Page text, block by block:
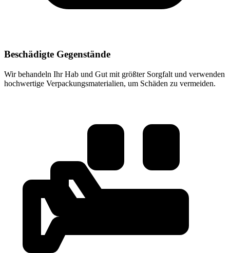
Beschädigte Gegenstände
Wir behandeln Ihr Hab und Gut mit größter Sorgfalt und verwenden
hochwertige Verpackungsmaterialien, um Schäden zu vermeiden.